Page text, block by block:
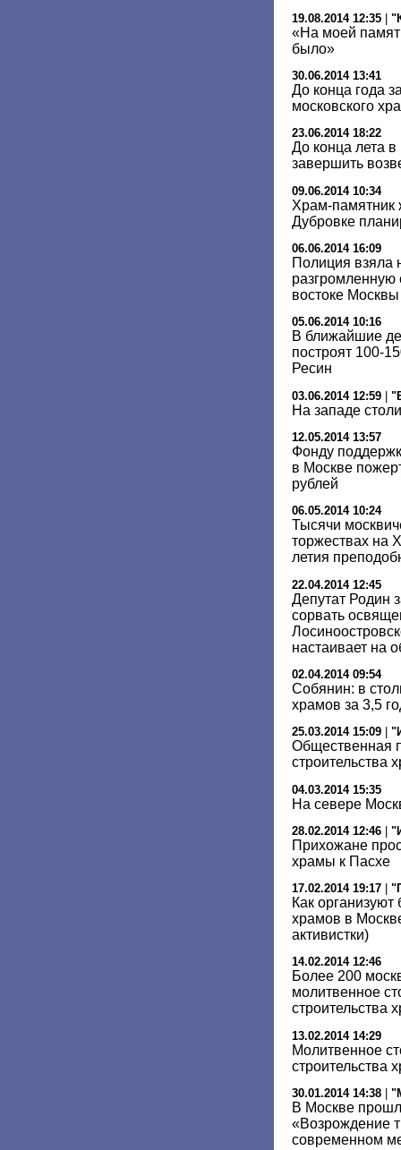
19.08.2014 12:35 |
«На моей
было»
30.06.2014 13:41
До конца года
московского
23.06.2014 18:22
До конца лета
завершить
09.06.2014 10:34
Храм-памятник
Дубровке
06.06.2014 16:09
Полиция взяла
разгромленную
востоке Москвы
05.06.2014 10:16
В ближайшие
построят 100-
Ресин
03.06.2014 12:59 |
На западе
12.05.2014 13:57
Фонду
в Москве
рублей
06.05.2014 10:24
Тысячи
торжествах на
летия
22.04.2014 12:45
Депутат Родин
сорвать
настаивает на
02.04.2014 09:54
Собянин: в
храмов за 3,5
25.03.2014 15:09
Общественная
строительства
04.03.2014 15:35
На севере
28.02.2014 12:46
Прихожане
храмы к Пасхе
17.02.2014 19:17
Как организуют
храмов в
активистки)
14.02.2014 12:46
Более 200
молитвенное
строительства
13.02.2014 14:29
Молитвенное
строительства
30.01.2014 14:38
В Москве
«Возрождение
современном